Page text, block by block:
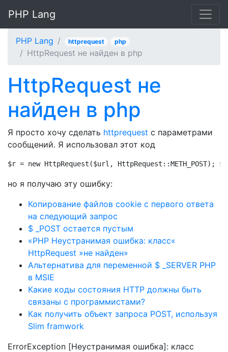
PHP Lang
PHP Lang httprequest php
HttpRequest не найден в php
HttpRequest не
найден в php
Я просто хочу сделать httprequest с параметрами
сообщений. Я использовал этот код
$r = new HttpRequest($url, HttpRequest::METH_POST);
но я получаю эту ошибку:
Копирование файлов cookie с первого ответа
на следующий запрос
$ _POST остается пустым
«PHP Неустранимая ошибка: класс«
HttpRequest »не найден»
Альтернатива для переменной $ _SERVER PHP
в MSIE
Какие коды состояния HTTP должны быть
связаны с программистами?
Как получить объект запроса POST, используя
Slim framwork
ErrorException [Неустранимая ошибка]: класс